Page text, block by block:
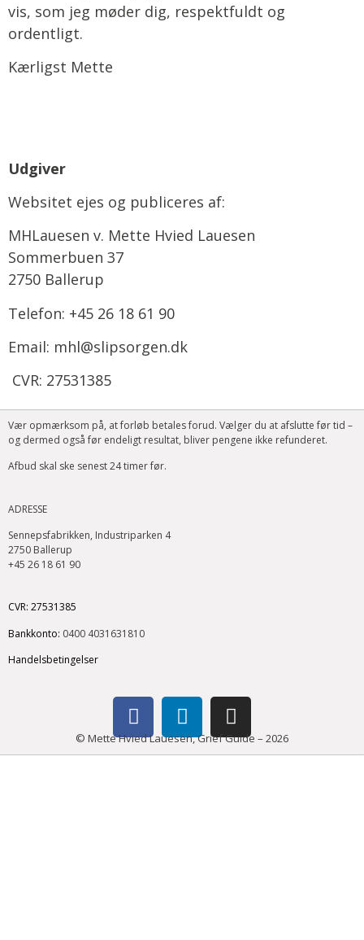
vis, som jeg møder dig, respektfuldt og
ordentligt.
Kærligst Mette
Udgiver
Websitet ejes og publiceres af:
MHLauesen v. Mette Hvied Lauesen
Sommerbuen 37
2750 Ballerup
Telefon: +45 26 18 61 90
Email: mhl@slipsorgen.dk
CVR: 27531385
Vær opmærksom på, at forløb betales forud. Vælger du at afslutte før tid –
og dermed også før endeligt resultat, bliver pengene ikke refunderet.
Afbud skal ske senest 24 timer før.
ADRESSE
Sennepsfabrikken, Industriparken 4
2750 Ballerup
+45 26 18 61 90
CVR: 27531385
Bankkonto: 0400 4031631810
Handelsbetingelser
© Mette Hvied Lauesen, Grief Guide – 2026